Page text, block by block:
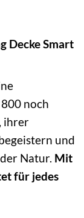
Decke Smart
noch
ihrer
und
Natur. Mit
für jedes